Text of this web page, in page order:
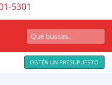
5301
OBTÉN UN PRESUPUESTO